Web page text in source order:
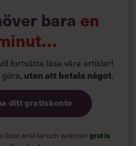
Wikander: ”Led som i
början av pandemin”
bara en
fortsätta läsa våra artiklar!
utan att betala något.
ditt gratiskonto
låsta artiklar och webinargratis